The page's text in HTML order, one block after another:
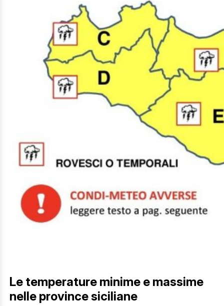
Le temperature minime e massime
nelle province siciliane